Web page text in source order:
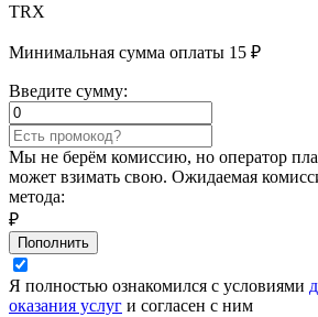
TRX
Минимальная сумма оплаты 15 ₽
Введите сумму:
Мы не берём комиссию, но оператор
может взимать свою. Ожидаемая
метода:
₽
Пополнить
Я полностью ознакомился с условиями
оказания услуг и согласен с ним